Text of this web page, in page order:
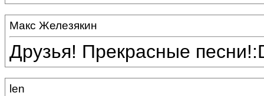
Макс Железякин
Друзья! Прекрасные
len